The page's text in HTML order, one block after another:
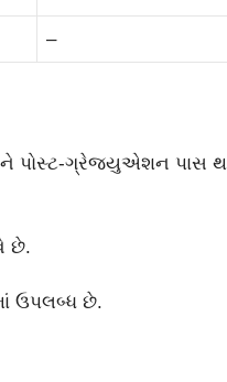
–
પોસ્ટ-ગ્રેજ્યુએશન પાસ
છે.
ઉપલબ્ધ છે.